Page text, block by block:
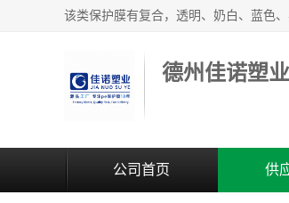
德州佳诺塑
公司首页 供